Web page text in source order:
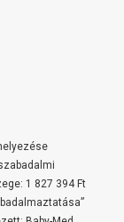
1 827 394 Ft